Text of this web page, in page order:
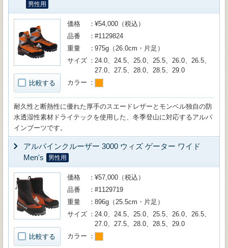
男性用
比較する
価格
¥54,000（税込）
品番
#1129824
重量
975g（26.0cm・片足）
サイズ
24.0、24.5、25.0、25.5、26.0、26.5、
27.0、27.5、28.0、28.5、29.0
カラー
耐久性と断熱性に優れた厚手のスエードレザーとモンベル独自の防
水透湿性素材ドライテックを使用した、冬季登山に対応するアルパ
インブーツです。
アルパインクルーザー 3000 ウィズ ゲーター ワイド
Men's
男性用
比較する
価格
¥57,000（税込）
品番
#1129719
重量
896g（25.5cm・片足）
サイズ
24.0、24.5、25.0、25.5、26.0、26.5、
27.0、27.5、28.0、28.5、29.0
カラー